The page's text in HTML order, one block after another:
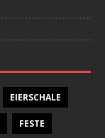
EIERSCHALE
FESTE